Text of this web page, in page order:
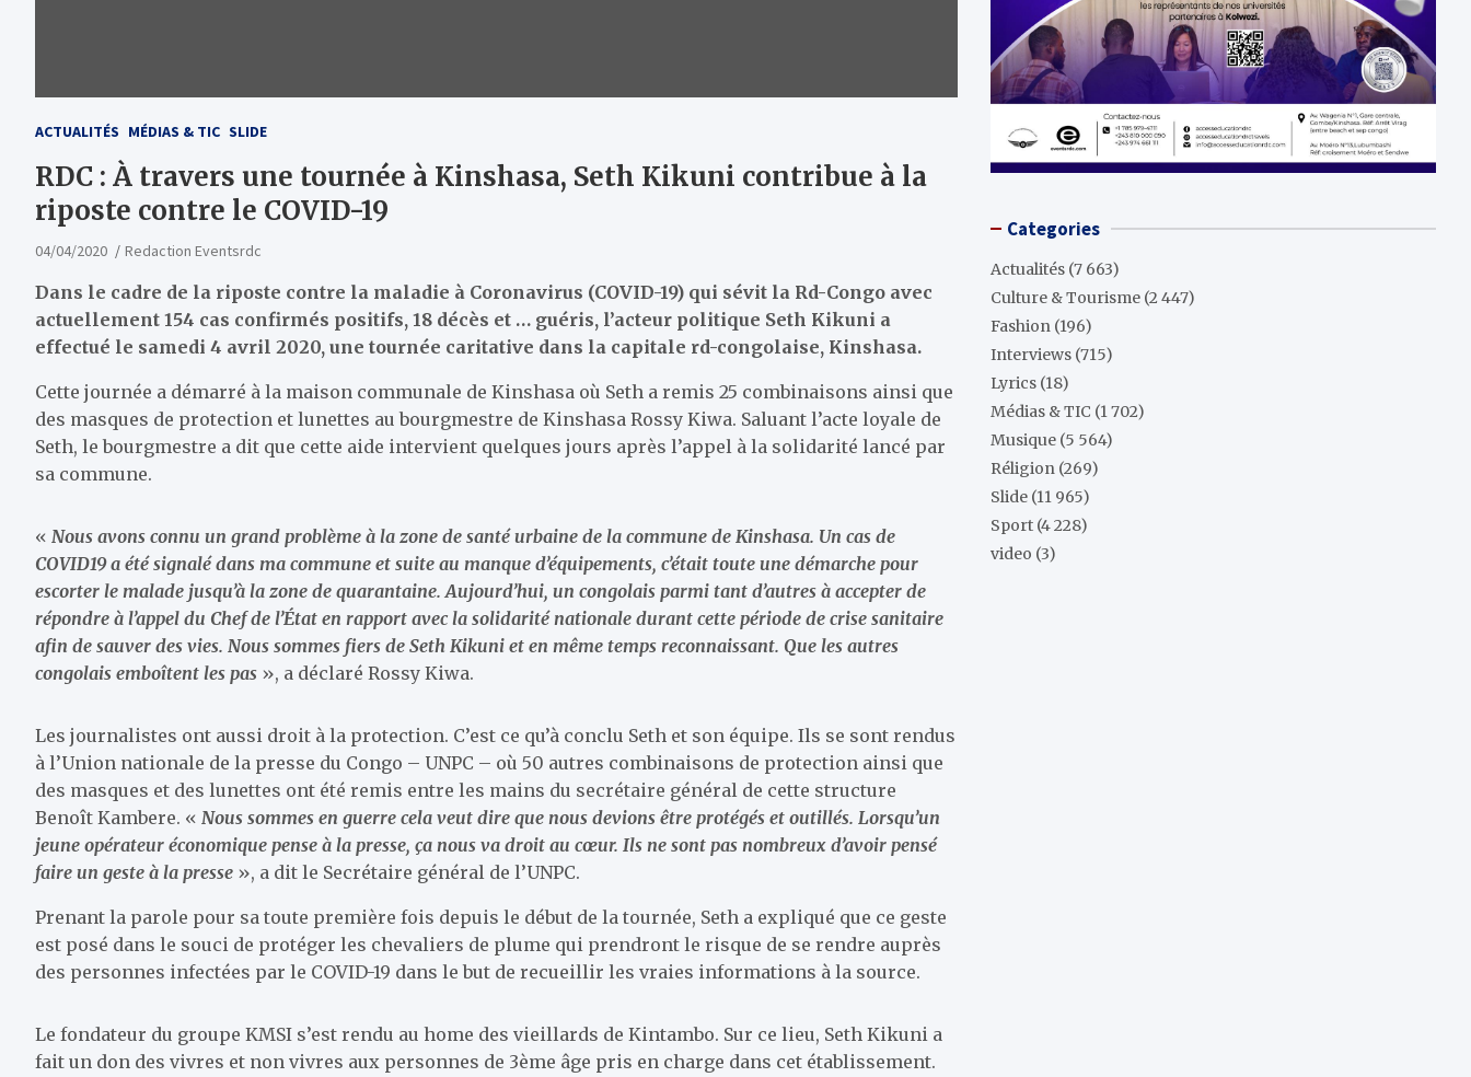
ACTUALITÉS MÉDIAS & TIC SLIDE
RDC : À travers une tournée à Kinshasa, Seth Kikuni contribue à la
riposte contre le COVID-19
04/04/2020 Redaction Eventsrdc
Dans le cadre de la riposte contre la maladie à Coronavirus (COVID-19) qui sévit la Rd-Congo avec
actuellement 154 cas confirmés positifs, 18 décès et … guéris, l’acteur politique Seth Kikuni a
effectué le samedi 4 avril 2020, une tournée caritative dans la capitale rd-congolaise, Kinshasa.
Cette journée a démarré à la maison communale de Kinshasa où Seth a remis 25 combinaisons ainsi que
des masques de protection et lunettes au bourgmestre de Kinshasa Rossy Kiwa. Saluant l’acte loyale de
Seth, le bourgmestre a dit que cette aide intervient quelques jours après l’appel à la solidarité lancé par
sa commune.
« Nous avons connu un grand problème à la zone de santé urbaine de la commune de Kinshasa. Un cas de
COVID19 a été signalé dans ma commune et suite au manque d’équipements, c’était toute une démarche pour
escorter le malade jusqu’à la zone de quarantaine. Aujourd’hui, un congolais parmi tant d’autres à accepter de
répondre à l’appel du Chef de l’État en rapport avec la solidarité nationale durant cette période de crise sanitaire
afin de sauver des vies. Nous sommes fiers de Seth Kikuni et en même temps reconnaissant. Que les autres
congolais emboîtent les pas », a déclaré Rossy Kiwa.
Les journalistes ont aussi droit à la protection. C’est ce qu’à conclu Seth et son équipe. Ils se sont rendus
à l’Union nationale de la presse du Congo – UNPC – où 50 autres combinaisons de protection ainsi que
des masques et des lunettes ont été remis entre les mains du secrétaire général de cette structure
Benoît Kambere. « Nous sommes en guerre cela veut dire que nous devions être protégés et outillés. Lorsqu’un
jeune opérateur économique pense à la presse, ça nous va droit au cœur. Ils ne sont pas nombreux d’avoir pensé
faire un geste à la presse », a dit le Secrétaire général de l’UNPC.
Prenant la parole pour sa toute première fois depuis le début de la tournée, Seth a expliqué que ce geste
est posé dans le souci de protéger les chevaliers de plume qui prendront le risque de se rendre auprès
des personnes infectées par le COVID-19 dans le but de recueillir les vraies informations à la source.
Le fondateur du groupe KMSI s’est rendu au home des vieillards de Kintambo. Sur ce lieu, Seth Kikuni a
fait un don des vivres et non vivres aux personnes de 3ème âge pris en charge dans cet établissement.
Categories
Actualités (7 663)
Culture & Tourisme (2 447)
Fashion (196)
Interviews (715)
Lyrics (18)
Médias & TIC (1 702)
Musique (5 564)
Réligion (269)
Slide (11 965)
Sport (4 228)
video (3)